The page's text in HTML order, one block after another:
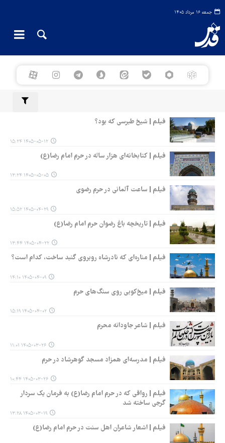
جمعه ۱۶ مرداد ۱۴۰۵
فیلم | شیخ طبرسی که بود؟
۱۴۰۵-۰۵-۱۲ ۱۵:۲۴
فیلم | کتابخانه‌ای هزار ساله در حرم امام رضا(ع)
۱۴۰۵-۰۵-۰۵ ۱۳:۲۴
فیلم | ساعت آلمانی در حرم رضوی
۱۴۰۵-۰۴-۲۹ ۱۵:۵۲
فیلم | تاریخچه باغ رضوان حرم امام رضا(ع)
۱۴۰۵-۰۴-۲۲ ۱۳:۴۴
فیلم | مناره‌ای که نادرشاه روبروی گنبد ساخت، کدام است؟
۱۴۰۵-۰۴-۰۹ ۱۴:۱۰
فیلم | میخ‌کوبی روی سنگ‌های حرم
۱۴۰۵-۰۴-۰۲ ۱۵:۱۹
فیلم | شاعر جاودانه محرم
۱۴۰۵-۰۳-۲۶ ۱۱:۰۱
فیلم | مدرسه‌ای همزاد مسجد گوهرشاد در حرم
۱۴۰۵-۰۳-۲۶ ۱۰:۴۴
فیلم | رواقی که در حرم امام رضا(ع) به فرمان یک سردار
گرجی ساخته شد
۱۴۰۵-۰۳-۱۹ ۱۳:۲۸
فیلم | اشعار شاعران اهل سنت در حرم امام رضا(ع)